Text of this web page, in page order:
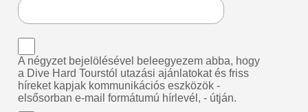
A négyzet bejelölésével beleegyezem abba, hogy
a Dive Hard Tourstól utazási ajánlatokat és friss
híreket kapjak kommunikációs eszközök -
elsősorban e-mail formátumú hírlevél, - útján.